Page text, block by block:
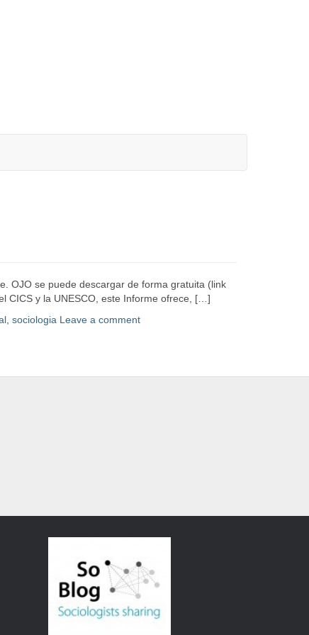
OJO se puede descargar de forma gratuita (link
CICS y la UNESCO, este Informe ofrece, […]
sociologia Leave a comment